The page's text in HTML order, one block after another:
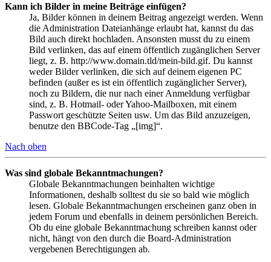
Kann ich Bilder in meine Beiträge einfügen?
Ja, Bilder können in deinem Beitrag angezeigt werden. Wenn
die Administration Dateianhänge erlaubt hat, kannst du das
Bild auch direkt hochladen. Ansonsten musst du zu einem
Bild verlinken, das auf einem öffentlich zugänglichen Server
liegt, z. B. http://www.domain.tld/mein-bild.gif. Du kannst
weder Bilder verlinken, die sich auf deinem eigenen PC
befinden (außer es ist ein öffentlich zugänglicher Server),
noch zu Bildern, die nur nach einer Anmeldung verfügbar
sind, z. B. Hotmail- oder Yahoo-Mailboxen, mit einem
Passwort geschützte Seiten usw. Um das Bild anzuzeigen,
benutze den BBCode-Tag „[img]“.
Nach oben
Was sind globale Bekanntmachungen?
Globale Bekanntmachungen beinhalten wichtige
Informationen, deshalb solltest du sie so bald wie möglich
lesen. Globale Bekanntmachungen erscheinen ganz oben in
jedem Forum und ebenfalls in deinem persönlichen Bereich.
Ob du eine globale Bekanntmachung schreiben kannst oder
nicht, hängt von den durch die Board-Administration
vergebenen Berechtigungen ab.